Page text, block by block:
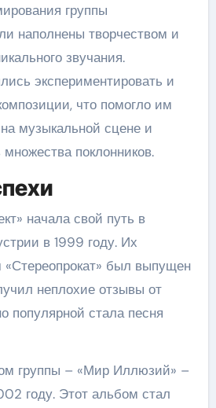
группы
наполнены творчеством и
звучания.
экспериментировать и
что помогло им
музыкальной сцене и
поклонников.
начала свой путь в
в 1999 году. Их
был выпущен
неплохие отзывы от
популярной стала песня
группы – «Мир Иллюзий» –
году. Этот альбом стал